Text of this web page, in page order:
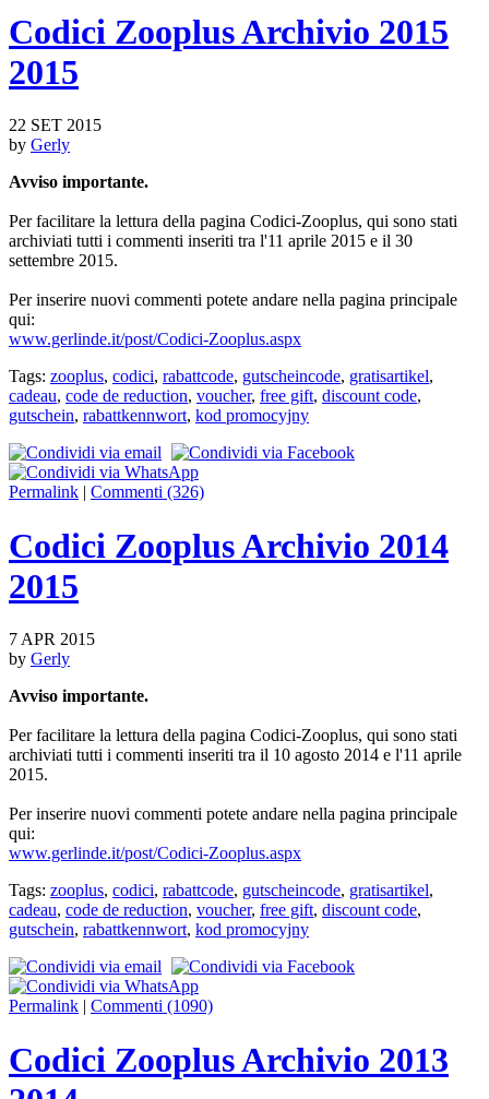
Codici Zooplus Archivio 2015
2015
22 SET 2015
by Gerly
Avviso importante.
Per facilitare la lettura della pagina Codici-Zooplus, qui sono stati
archiviati tutti i commenti inseriti tra l'11 aprile 2015 e il 30
settembre 2015.
Per inserire nuovi commenti potete andare nella pagina principale
qui:
www.gerlinde.it/post/Codici-Zooplus.aspx
Tags: zooplus, codici, rabattcode, gutscheincode, gratisartikel,
cadeau, code de reduction, voucher, free gift, discount code,
gutschein, rabattkennwort, kod promocyjny
Permalink | Commenti (326)
Codici Zooplus Archivio 2014
2015
7 APR 2015
by Gerly
Avviso importante.
Per facilitare la lettura della pagina Codici-Zooplus, qui sono stati
archiviati tutti i commenti inseriti tra il 10 agosto 2014 e l'11 aprile
2015.
Per inserire nuovi commenti potete andare nella pagina principale
qui:
www.gerlinde.it/post/Codici-Zooplus.aspx
Tags: zooplus, codici, rabattcode, gutscheincode, gratisartikel,
cadeau, code de reduction, voucher, free gift, discount code,
gutschein, rabattkennwort, kod promocyjny
Permalink | Commenti (1090)
Codici Zooplus Archivio 2013